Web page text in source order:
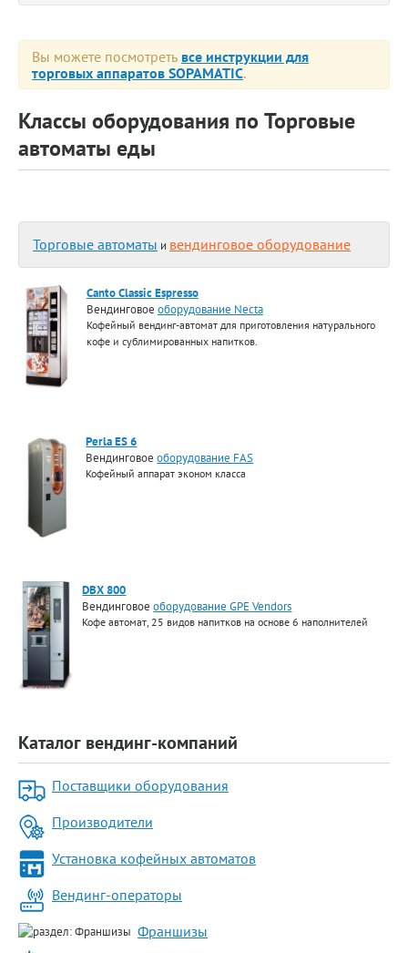
Вы можете посмотреть все инструкции для
торговых аппаратов SOPAMATIC.
Классы оборудования по Торговые
автоматы еды
Торговые автоматы и вендинговое оборудование
Canto Classic Espresso
Вендинговое оборудование Necta
Кофейный вендинг-автомат для приготовления натурального
кофе и сублимированных напитков.
Perla ES 6
Вендинговоеоборудование FAS
Кофейный аппарат эконом класса
DBX 800
Вендинговоеоборудование GPE Vendors
Кофе автомат, 25 видов напитков на основе 6 наполнителей
Каталог вендинг-компаний
Поставщики оборудования
Производители
Установка кофейных автоматов
Вендинг-операторы
Франшизы